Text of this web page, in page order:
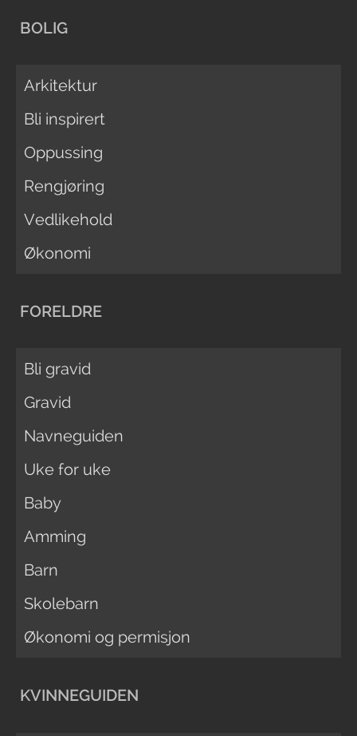
BOLIG
Arkitektur
Bli inspirert
Oppussing
Rengjøring
Vedlikehold
Økonomi
FORELDRE
Bli gravid
Gravid
Navneguiden
Uke for uke
Baby
Amming
Barn
Skolebarn
Økonomi og permisjon
KVINNEGUIDEN